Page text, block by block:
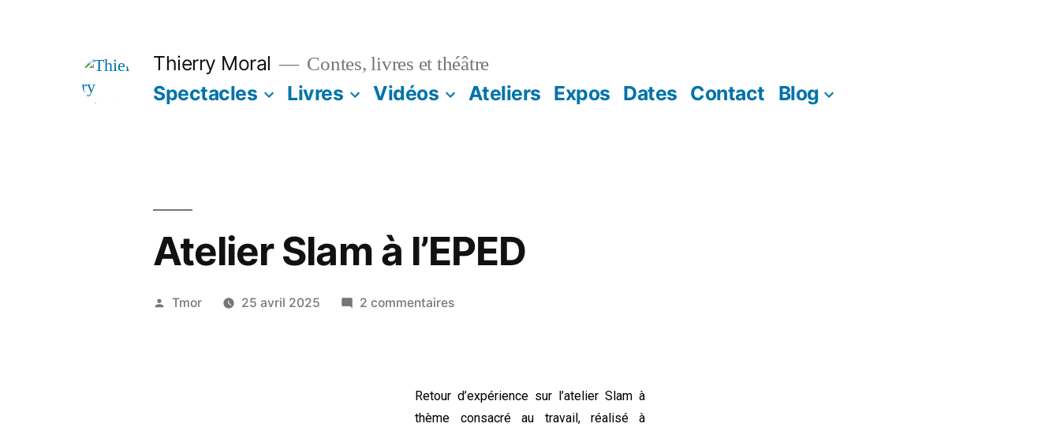
Thierry Moral Contes, livres et théâtre
Spectacles Livres Vidéos Ateliers Expos Dates Contact Blog
Atelier Slam à l’EPED
Tmor 25 avril 2025 2 commentaires
Retour d’expérience sur l’atelier Slam à
thème consacré au travail, réalisé à